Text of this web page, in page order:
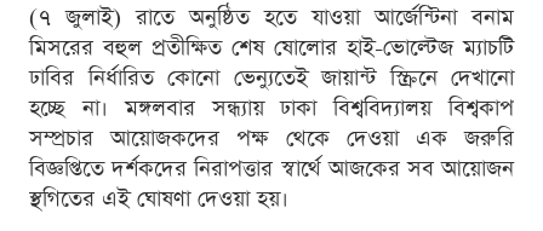
(৭ জুলাই) রাতে অনুষ্ঠিত হতে যাওয়া আর্জেন্টিনা বনাম
মিসরের বহুল প্রতীক্ষিত শেষ ষোলোর হাই-ভোল্টেজ ম্যাচটি
ঢাবির নির্ধারিত কোনো ভেন্যুতেই জায়ান্ট স্ক্রিনে দেখানো
হচ্ছে না। মঙ্গলবার সন্ধ্যায় ঢাকা বিশ্ববিদ্যালয় বিশ্বকাপ
সম্প্রচার আয়োজকদের পক্ষ থেকে দেওয়া এক জরুরি
বিজ্ঞপ্তিতে দর্শকদের নিরাপত্তার স্বার্থে আজকের সব আয়োজন
স্থগিতের এই ঘোষণা দেওয়া হয়।